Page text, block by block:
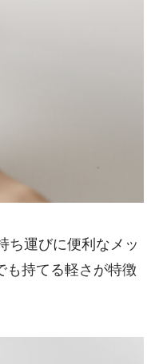
ち運びに便利なメッ
も持てる軽さが特徴